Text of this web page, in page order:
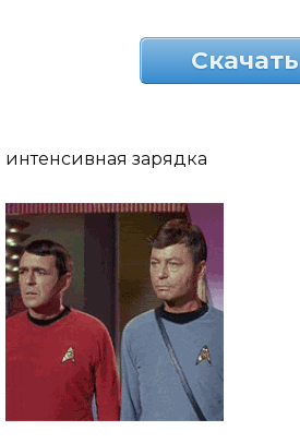
Скачать
интенсивная зарядка